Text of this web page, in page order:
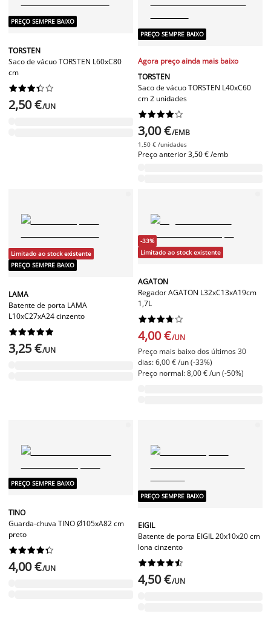
PREÇO SEMPRE BAIXO
TORSTEN
Saco de vácuo TORSTEN L60xC80
cm






2,50 €/UN
PREÇO SEMPRE BAIXO
Agora preço ainda mais baixo
TORSTEN
Saco de vácuo TORSTEN L40xC60
cm 2 unidades






3,00 €/EMB
1,50 € /unidades
Preço anterior3,50 € /emb
Limitado ao stock existente
PREÇO SEMPRE BAIXO
LAMA
Batente de porta LAMA
L10xC27xA24 cinzento






3,25 €/UN
-33%
Limitado ao stock existente
AGATON
Regador AGATON L32xC13xA19cm
1,7L






4,00 €/UN
Preço mais baixo dos últimos 30
dias: 6,00 € /un (-33%)
Preço normal: 8,00 € /un (-50%)
PREÇO SEMPRE BAIXO
TINO
Guarda-chuva TINO Ø105xA82 cm
preto






4,00 €/UN
PREÇO SEMPRE BAIXO
EIGIL
Batente de porta EIGIL 20x10x20 cm
lona cinzento






4,50 €/UN